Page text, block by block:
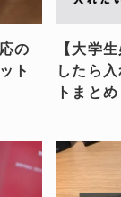
の
ト
【大学
したら
トまとめ